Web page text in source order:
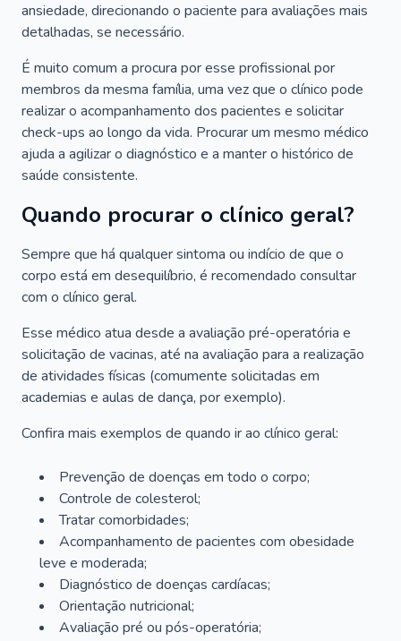
ansiedade, direcionando o paciente para avaliações mais
detalhadas, se necessário.
É muito comum a procura por esse profissional por
membros da mesma família, uma vez que o clínico pode
realizar o acompanhamento dos pacientes e solicitar
check-ups ao longo da vida. Procurar um mesmo médico
ajuda a agilizar o diagnóstico e a manter o histórico de
saúde consistente.
Quando procurar o clínico geral?
Sempre que há qualquer sintoma ou indício de que o
corpo está em desequilíbrio, é recomendado consultar
com o clínico geral.
Esse médico atua desde a avaliação pré-operatória e
solicitação de vacinas, até na avaliação para a realização
de atividades físicas (comumente solicitadas em
academias e aulas de dança, por exemplo).
Confira mais exemplos de quando ir ao clínico geral:
Prevenção de doenças em todo o corpo;
Controle de colesterol;
Tratar comorbidades;
Acompanhamento de pacientes com obesidade
leve e moderada;
Diagnóstico de doenças cardíacas;
Orientação nutricional;
Avaliação pré ou pós-operatória;